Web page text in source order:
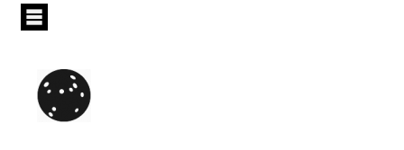
Pasar
principal